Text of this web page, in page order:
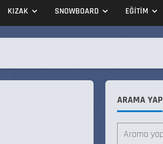
KIZAK SNOWBOARD EĞİTİM
ARAMA YAP